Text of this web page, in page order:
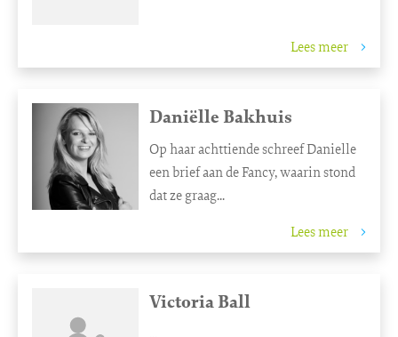
Lees meer
Daniëlle Bakhuis
Op haar achttiende schreef Danielle
een brief aan de Fancy, waarin stond
dat ze graag...
Lees meer
Victoria Ball